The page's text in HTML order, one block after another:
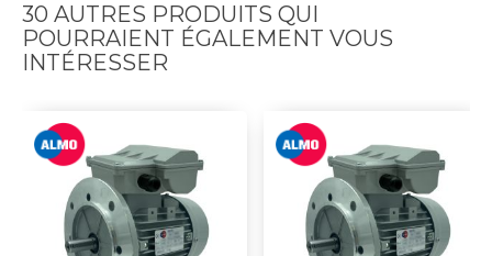
30 AUTRES PRODUITS QUI
POURRAIENT ÉGALEMENT VOUS
INTÉRESSER